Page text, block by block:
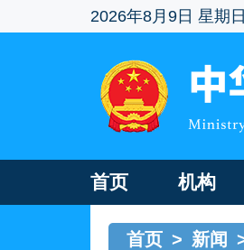
2026年8月9日 星期日
首页 机构
首页 > 新闻